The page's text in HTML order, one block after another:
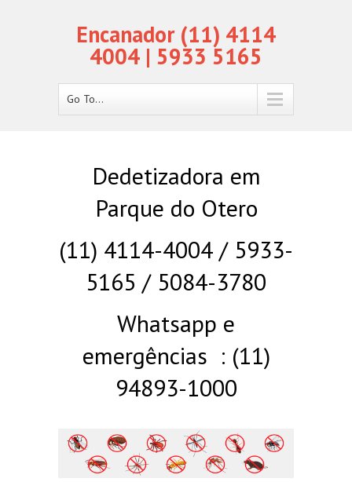
Encanador (11) 4114
4004 | 5933 5165
Go To...
Dedetizadora em
Parque do Otero
(11) 4114-4004 / 5933-
5165 / 5084-3780
Whatsapp e
emergências : (11)
94893-1000